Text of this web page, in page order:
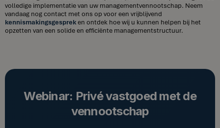
volledige implementatie van uw managementvennootschap. Neem
vandaag nog contact met ons op voor een vrijblijvend
kennismakingsgespreken ontdek hoe wij u kunnen helpen bij het
opzetten van een solide en efficiënte managementstructuur.
Webinar: Privé vastgoed met de
vennootschap